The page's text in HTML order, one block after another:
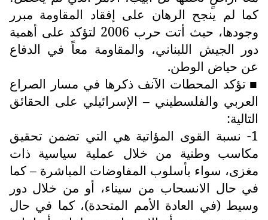
كما لم ينجح الرهان على إفقاد المقاومة مبرر
وجودها، حيث أتت حرب 2006 لتؤكد على أهمية
دور الجيش اللبناني، والمقاومة معاً في الدفاع
عن حياض الوطن.
■ تؤكد المحطات الآنف ذكرها في مسار الصراع
العربي والفلسطيني – الإسرائيلي على الحقائق
التالية:
1- نسبة القوى المؤاتية هي التي تضمن تحقيق
مكاسب وطنية من خلال عملية سياسية ذات
مغزى، سواء بأسلوب المفاوضات المباشرة – كما
في حال الانسحاب من سيناء، أو من خلال دور
وسيط (في العادة الأمم المتحدة)، كما في حال